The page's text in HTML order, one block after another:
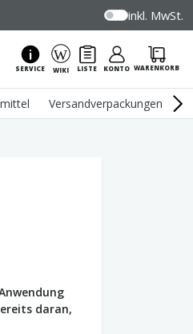
inkl. MwSt.
SERVICE WIKI LISTE KONTO WARENKORB
Versandverpackungen
daran,